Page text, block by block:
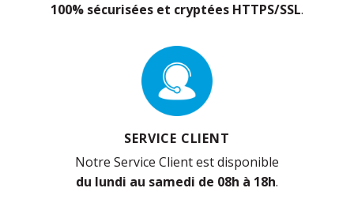
100% sécurisées et cryptées HTTPS/SSL.
SERVICE CLIENT
Notre Service Client est disponible
du lundi au samedi de 08h à 18h.